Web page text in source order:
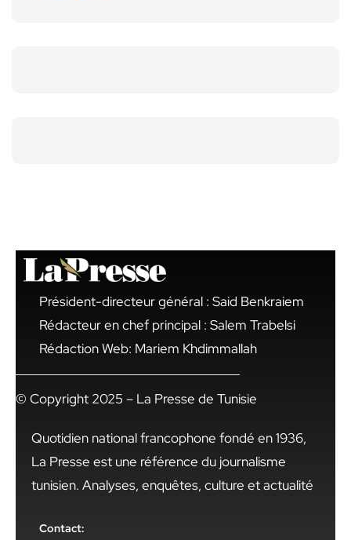
Président-directeur général : Said Benkraiem
Rédacteur en chef principal : Salem Trabelsi
Rédaction Web: Mariem Khdimmallah
© Copyright 2025 – La Presse de Tunisie
Quotidien national francophone fondé en 1936,
La Presse est une référence du journalisme
tunisien. Analyses, enquêtes, culture et actualité
Contact: